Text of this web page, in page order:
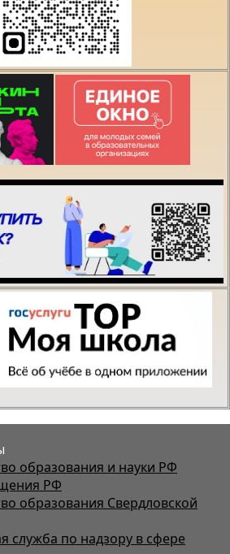
предложения по
учебного
или знаете,
сделать техникум
лучше?
Написать о проблеме
образования и науки РФ
РФ
образования Свердловской
служба по надзору в сфере